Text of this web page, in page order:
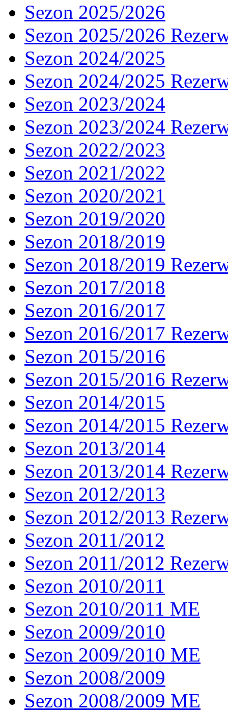
Sezon 2025/2026
Sezon 2025/2026
Sezon 2024/2025
Sezon 2024/2025
Sezon 2023/2024
Sezon 2023/2024
Sezon 2022/2023
Sezon 2021/2022
Sezon 2020/2021
Sezon 2019/2020
Sezon 2018/2019
Sezon 2018/2019
Sezon 2017/2018
Sezon 2016/2017
Sezon 2016/2017
Sezon 2015/2016
Sezon 2015/2016
Sezon 2014/2015
Sezon 2014/2015
Sezon 2013/2014
Sezon 2013/2014
Sezon 2012/2013
Sezon 2012/2013
Sezon 2011/2012
Sezon 2011/2012
Sezon 2010/2011
Sezon 2010/2011 ME
Sezon 2009/2010
Sezon 2009/2010 ME
Sezon 2008/2009
Sezon 2008/2009 ME